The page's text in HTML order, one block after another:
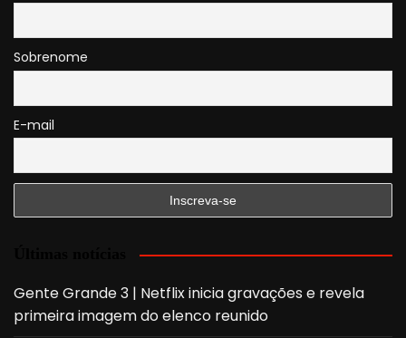
Sobrenome
E-mail
Gente Grande 3 | Netflix inicia gravações e revela
primeira imagem do elenco reunido